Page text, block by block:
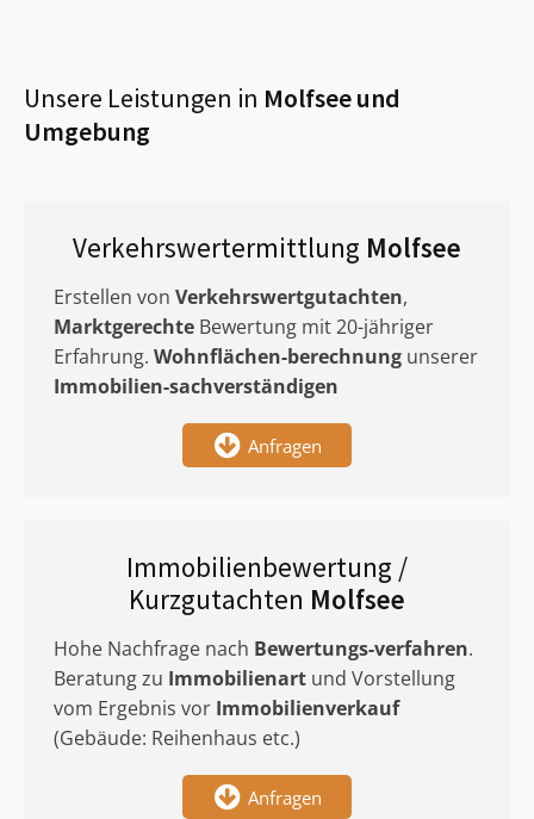
Unsere Leistungen in Molfseeund
Umgebung
Verkehrswertermittlung Molfsee
Erstellen von Verkehrswertgutachten,
Marktgerechte Bewertung mit 20-jähriger
Erfahrung. Wohnflächen-berechnung unserer
Immobilien-sachverständigen
Anfragen
Immobilienbewertung /
Kurzgutachten Molfsee
Hohe Nachfrage nach Bewertungs-verfahren.
Beratung zu Immobilienart und Vorstellung
vom Ergebnis vor Immobilienverkauf
(Gebäude: Reihenhaus etc.)
Anfragen